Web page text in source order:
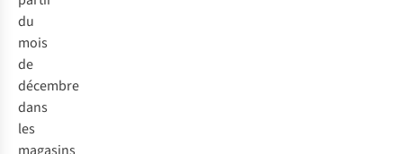
du
mois
de
décembre
dans
les